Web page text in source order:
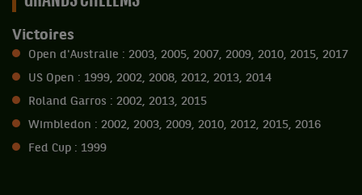
Victoires
Open d'Australie : 2003, 2005, 2007, 2009, 2010, 2015, 2017
US Open : 1999, 2002, 2008, 2012, 2013, 2014
Roland Garros : 2002, 2013, 2015
Wimbledon : 2002, 2003, 2009, 2010, 2012, 2015, 2016
Fed Cup : 1999